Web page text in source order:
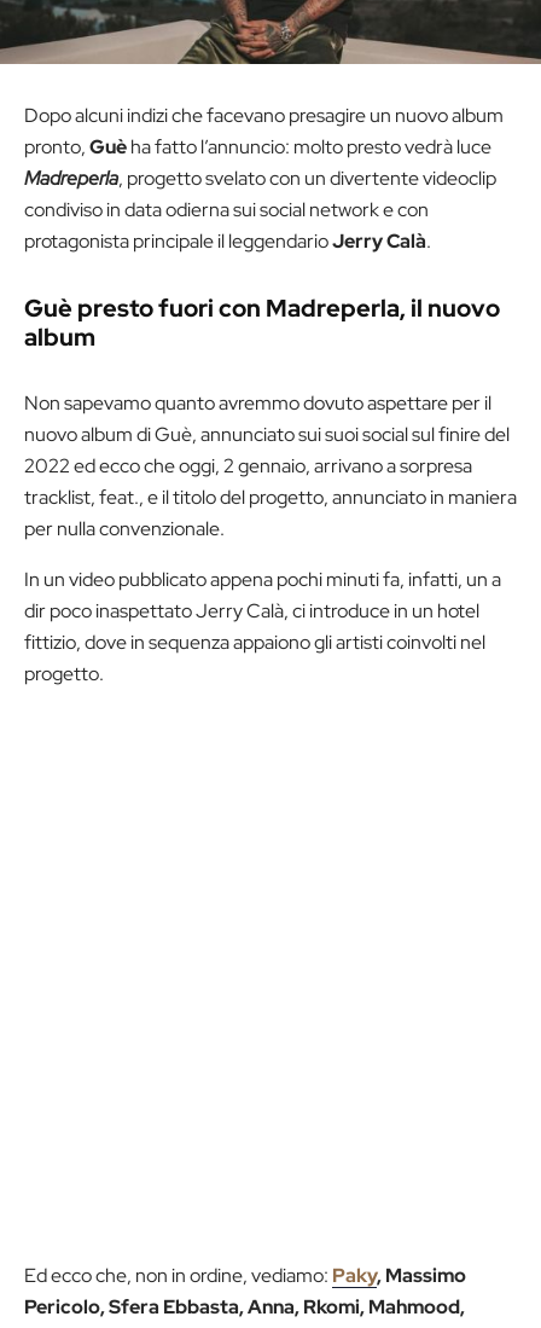
Dopo alcuni indizi che facevano presagire un nuovo album
pronto,Guèha fatto l’annuncio: molto presto vedrà luce
Madreperla, progetto svelato con un divertente videoclip
condiviso in data odierna sui social network e con
protagonista principale il leggendarioJerry Calà.
Guè presto fuori con Madreperla, il nuovo
album
Non sapevamo quanto avremmo dovuto aspettare per il
nuovo album di Guè, annunciato sui suoi social sul finire del
2022 ed ecco che oggi, 2 gennaio, arrivano a sorpresa
tracklist, feat., e il titolo del progetto, annunciato in maniera
per nulla convenzionale.
In un video pubblicato appena pochi minuti fa, infatti, un a
dir poco inaspettato Jerry Calà, ci introduce in un hotel
fittizio, dove in sequenza appaiono gli artisti coinvolti nel
progetto.
Ed ecco che, non in ordine, vediamo: Paky, Massimo
Pericolo, Sfera Ebbasta, Anna, Rkomi, Mahmood,